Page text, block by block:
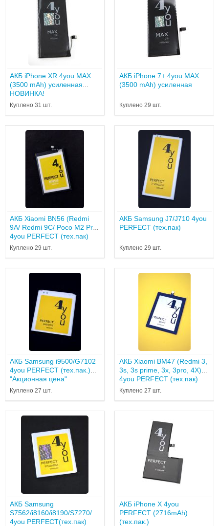
АКБ iPhone XR 4you MAX
(3500 mAh) усиленная
НОВИНКА!
Куплено 31 шт.
АКБ iPhone 7+ 4you MAX
(3500 mAh) усиленная
Куплено 29 шт.
АКБ Xiaomi BN56 (Redmi
9A/ Redmi 9C/ Poco M2 Pro)
4you PERFECT (тех.пак)
Куплено 29 шт.
АКБ Samsung J7/J710 4you
PERFECT (тех.пак)
Куплено 29 шт.
АКБ Samsung i9500/G7102
4you PERFECT (тех.пак.)
"Акционная цена"
Куплено 27 шт.
АКБ Xiaomi BM47 (Redmi 3,
3s, 3s prime, 3x, 3pro, 4X)
4you PERFECT (тех.пак)
Куплено 27 шт.
АКБ Samsung
S7562/i8160/i8190/S7270/S7272/S7262/J105
4you PERFECT(тех.пак)
АКБ iPhone X 4you
PERFECT (2716mAh)
(тех.пак.)